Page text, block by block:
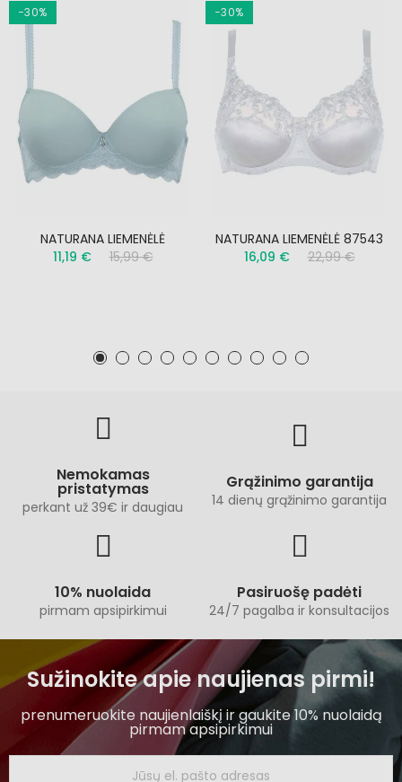
−30%
NATURANA LIEMENĖLĖ
11,19 €
15,99 €
−30%
NATURANA LIEMENĖLĖ 87543
16,09 €
22,99 €
Nemokamas
pristatymas
perkant už 39€ ir daugiau
Grąžinimo garantija
14 dienų grąžinimo garantija
10% nuolaida
pirmam apsipirkimui
Pasiruošę padėti
24/7 pagalba ir konsultacijos
Sužinokite apie naujienas pirmi!
prenumeruokite naujienlaiškį ir gaukite 10% nuolaidą
pirmam apsipirkimui